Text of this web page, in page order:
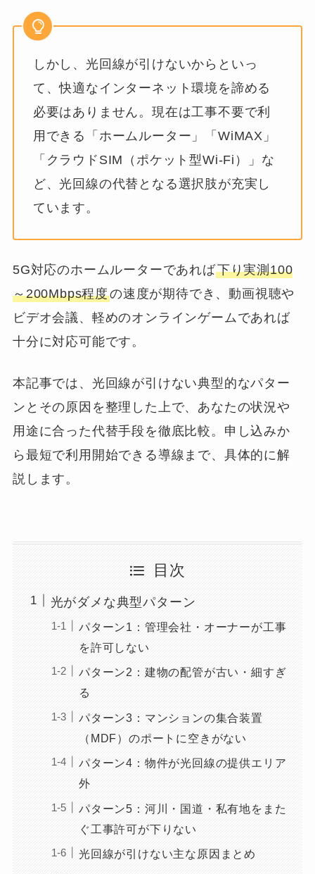
しかし、光回線が引けないからといっ
て、快適なインターネット環境を諦める
必要はありません。現在は工事不要で利
用できる「ホームルーター」「WiMAX」
「クラウドSIM（ポケット型Wi-Fi）」な
ど、光回線の代替となる選択肢が充実し
ています。
5G対応のホームルーターであれば下り実測100
～200Mbps程度の速度が期待でき、動画視聴や
ビデオ会議、軽めのオンラインゲームであれば
十分に対応可能です。
本記事では、光回線が引けない典型的なパター
ンとその原因を整理した上で、あなたの状況や
用途に合った代替手段を徹底比較。申し込みか
ら最短で利用開始できる導線まで、具体的に解
説します。
目次
光がダメな典型パターン
パターン1：管理会社・オーナーが工事
を許可しない
パターン2：建物の配管が古い・細すぎ
る
パターン3：マンションの集合装置
（MDF）のポートに空きがない
パターン4：物件が光回線の提供エリア
外
パターン5：河川・国道・私有地をまた
ぐ工事許可が下りない
光回線が引けない主な原因まとめ